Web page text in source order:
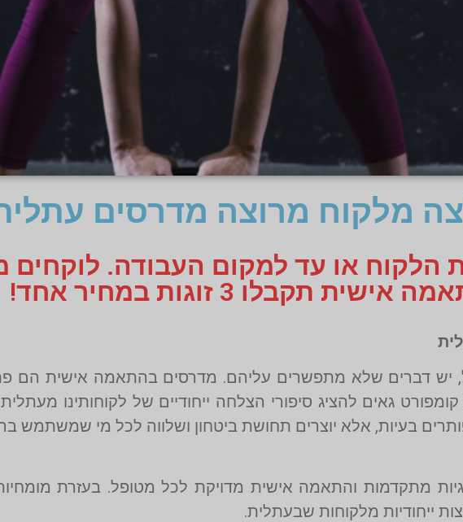
מלקוח מרוצה מדרסים
הלקוח או עד למקום העבודה. לוקחים
אישית תקבלו 3 זוגות במחיר אחד!
יש דברים שלא מתפשרים עליהם. מדרסים בהתאמה אישית הם
גאים להציג סיפורי הצלחה ייחודיים של לקוחותינו
בעיות, אלא יוצרים תחושת ביטחון ושלווה לכל מי שמשתמש
מתקדמות והתאמה אישית מדויקת לכל מטופל. בעזרת מומחיות
ייחודיות מלקוחות שבעתלית.